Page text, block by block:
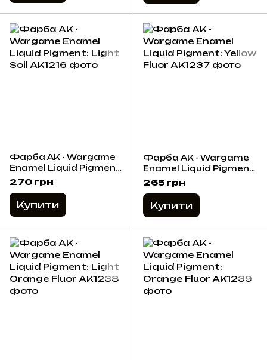
Фарба AK - Wargame
Enamel Liquid Pigment:
Light Soil
270 грн
Купити
Фарба AK - Wargame
Enamel Liquid Pigment:
Yellow Fluor
265 грн
Купити